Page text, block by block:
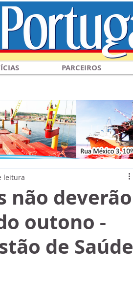
PARCEIROS
não deverão
outono -
de Saúde
leitura